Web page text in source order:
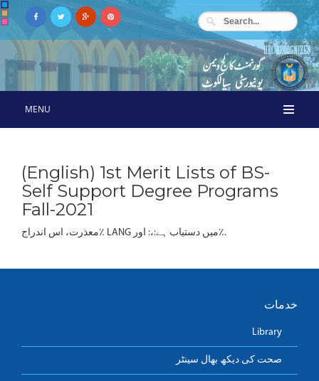
MENU
(English) 1st Merit Lists of BS-
Self Support Degree Programs
Fall-2021
معذرت، اس اندراج٪ LANG میں دستیاب ہے:،: اور٪.
خدمات
Library
صحت کی دیکھ بھال سینٹر